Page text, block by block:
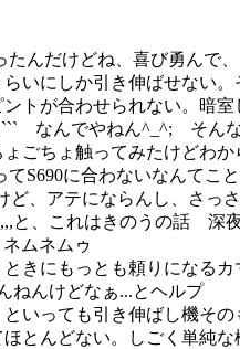
たんだけどね、喜び勇んで、
いにしか引き伸ばせない。
トが合わせられない。暗室
``` なんでやねん^_^; そん
ごちょ触ってみたけどわか
てS690に合わないなんてこ
ど、アテにならんし、さっ
と、これはきのうの話 深
ムネムゥ
きにもっとも頼りになるカ
ねんけどなぁ...とヘルプ
いっても引き伸ばし機その
とんどない。しごく単純な